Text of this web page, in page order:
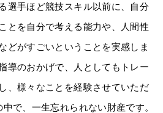
選手ほど競技スキル以前に、自分
とを自分で考える能力や、人間性
どがすごいということを実感しま
導のおかげで、人としてもトレー
、様々なことを経験させていただ
で、一生忘れられない財産です。